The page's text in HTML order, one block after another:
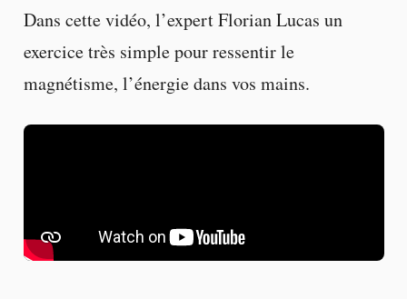
Dans cette vidéo, l’expert Florian Lucas un
exercice très simple pour ressentir le
magnétisme, l’énergie dans vos mains.